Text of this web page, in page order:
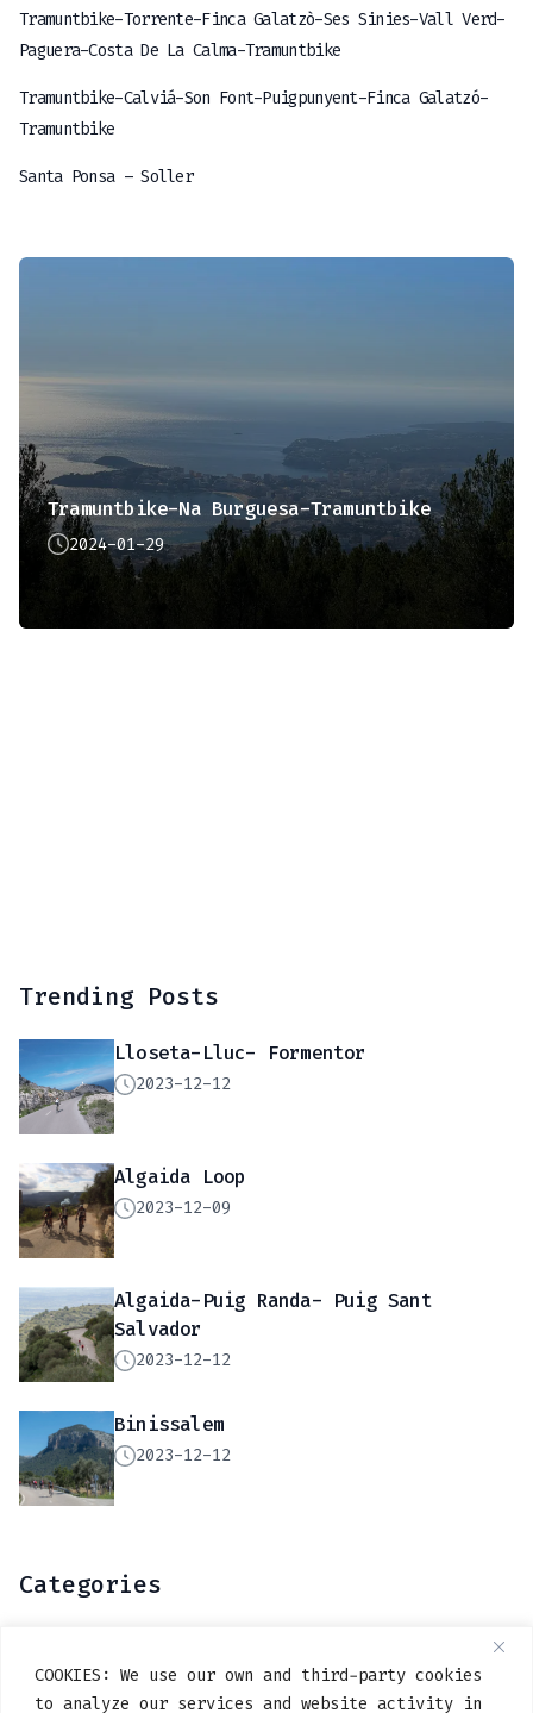
COOKIES: We use our own and third-party cookies
to analyze our services and website activity in
Tramuntbike-Torrente-Finca Galatzò-Ses Sinies-Vall Verd-
Paguera-Costa De La Calma-Tramuntbike
Tramuntbike-Calviá-Son Font-Puigpunyent-Finca Galatzó-
Tramuntbike
Santa Ponsa – Soller
Tramuntbike-Na Burguesa-Tramuntbike
2024-01-29
Trending Posts
Lloseta-Lluc- Formentor
2023-12-12
Algaida Loop
2023-12-09
Algaida-Puig Randa- Puig Sant
Salvador
2023-12-12
Binissalem
2023-12-12
Categories
(15)